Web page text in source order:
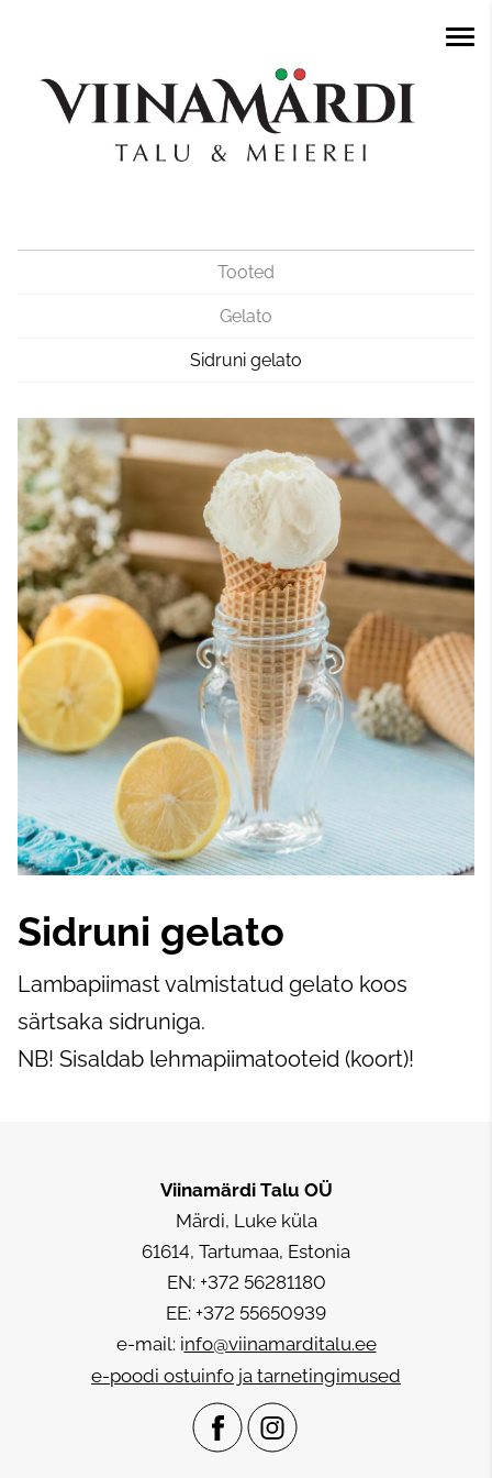
Tooted
Gelato
Sidruni gelato
Sidruni gelato
Lambapiimast valmistatud gelato koos
särtsaka sidruniga.
NB! Sisaldab lehmapiimatooteid (koort)!
Viinamärdi Talu OÜ
Märdi, Luke küla
61614, Tartumaa, Estonia
EN: +372 56281180
EE: +372 55650939
e-mail: info@viinamarditalu.ee
e-poodi ostuinfo ja tarnetingimused